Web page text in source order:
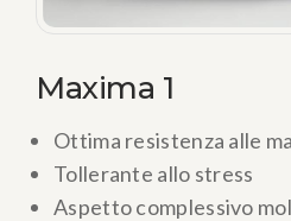
Maxima 1
Ottima resistenza alle
Tollerante allo stress
Aspetto complessivo